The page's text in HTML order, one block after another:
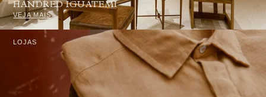
HANDRED IGUATEMI
VEJA MAIS
LOJAS